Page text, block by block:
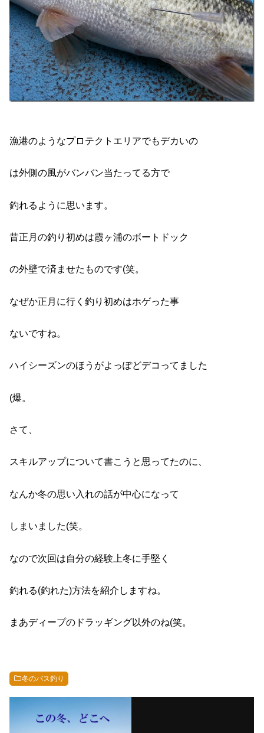
漁港のようなプロテクトエリアでもデカいの
は外側の風がバンバン当たってる方で
釣れるように思います。
昔正月の釣り初めは霞ヶ浦のボートドック
の外壁で済ませたものです(笑。
なぜか正月に行く釣り初めはホゲった事
ないですね。
ハイシーズンのほうがよっぽどデコってました
(爆。
さて、
スキルアップについて書こうと思ってたのに、
なんか冬の思い入れの話が中心になって
しまいました(笑。
なので次回は自分の経験上冬に手堅く
釣れる(釣れた)方法を紹介しますね。
まあディープのドラッギング以外のね(笑。
冬のバス釣り